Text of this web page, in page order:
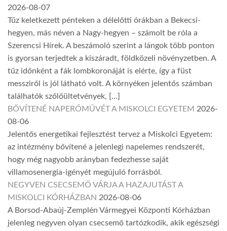
2026-08-07
Tűz keletkezett pénteken a délelőtti órákban a Bekecsi-
hegyen, más néven a Nagy-hegyen – számolt be róla a
Szerencsi Hírek. A beszámoló szerint a lángok több ponton
is gyorsan terjedtek a kiszáradt, földközeli növényzetben. A
tűz időnként a fák lombkoronáját is elérte, így a füst
messziről is jól látható volt. A környéken jelentős számban
találhatók szőlőültetvények, […]
BŐVÍTENÉ NAPERŐMŰVÉT A MISKOLCI EGYETEM 2026-
08-06
Jelentős energetikai fejlesztést tervez a Miskolci Egyetem:
az intézmény bővítené a jelenlegi napelemes rendszerét,
hogy még nagyobb arányban fedezhesse saját
villamosenergia-igényét megújuló forrásból.
NEGYVEN CSECSEMŐ VÁRJA A HAZAJUTÁST A
MISKOLCI KÓRHÁZBAN 2026-08-06
A Borsod-Abaúj-Zemplén Vármegyei Központi Kórházban
jelenleg negyven olyan csecsemő tartózkodik, akik egészségi